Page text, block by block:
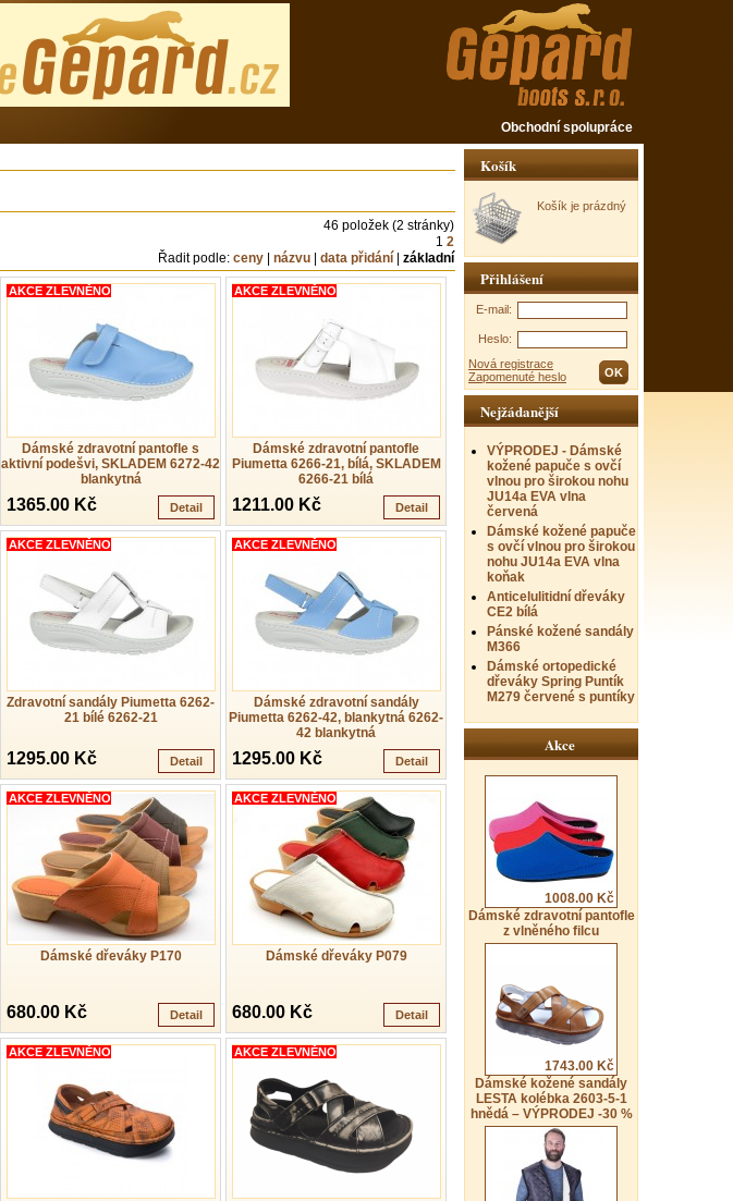
Obchodní spolupráce
Košík
Košík je prázdný
Přihlášení
E-mail:
Heslo:
Nová registrace
Zapomenuté heslo
Nejžádanější
VÝPRODEJ - Dámské
kožené papuče s ovčí
vlnou pro širokou nohu
JU14a EVA vlna
červená
Dámské kožené papuče
s ovčí vlnou pro širokou
nohu JU14a EVA vlna
koňak
Anticelulitidní dřeváky
CE2 bílá
Pánské kožené sandály
M366
Dámské ortopedické
dřeváky Spring Puntík
M279 červené s puntíky
Akce
1008.00 Kč
Dámské zdravotní pantofle
z vlněného filcu
1743.00 Kč
Dámské kožené sandály
LESTA kolébka 2603-5-1
hnědá – VÝPRODEJ -30 %
46 položek (2 stránky)
1 2
Řadit podle: ceny názvu data přidání základní
Dámské zdravotní pantofle s
aktivní podešvi, SKLADEM 6272-42
blankytná
AKCE ZLEVNĚNO
1365.00 Kč Detail
Dámské zdravotní pantofle
Piumetta 6266-21, bílá, SKLADEM
6266-21 bílá
AKCE ZLEVNĚNO
1211.00 Kč Detail
Zdravotní sandály Piumetta 6262-
21 bílé 6262-21
AKCE ZLEVNĚNO
1295.00 Kč Detail
Dámské zdravotní sandály
Piumetta 6262-42, blankytná 6262-
42 blankytná
AKCE ZLEVNĚNO
1295.00 Kč Detail
Dámské dřeváky P170
AKCE ZLEVNĚNO
680.00 Kč Detail
Dámské dřeváky P079
AKCE ZLEVNĚNO
680.00 Kč Detail
AKCE ZLEVNĚNO AKCE ZLEVNĚNO